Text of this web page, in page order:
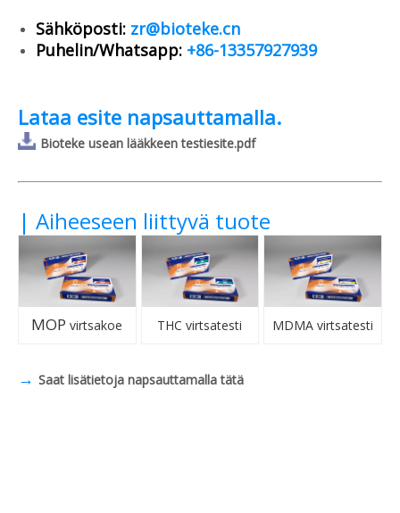
Sähköposti: zr@bioteke.cn
Puhelin/Whatsapp: +86-13357927939
Lataa esite napsauttamalla.
Bioteke usean lääkkeen testiesite.pdf
| Aiheeseen liittyvä tuote
MOPvirtsakoe THC virtsatesti MDMA virtsatesti
→ Saat lisätietoja napsauttamalla tätä